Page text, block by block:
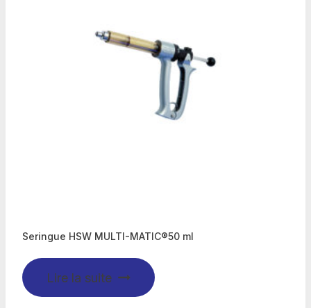
Seringue HSW MULTI-MATIC®50 ml
Lire la suite